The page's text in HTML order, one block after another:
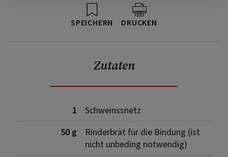
SPEICHERN DRUCKEN
Zutaten
1
Schweinssnetz
50 g
Rinderbrät für die Bindung (ist
nicht unbeding notwendig)